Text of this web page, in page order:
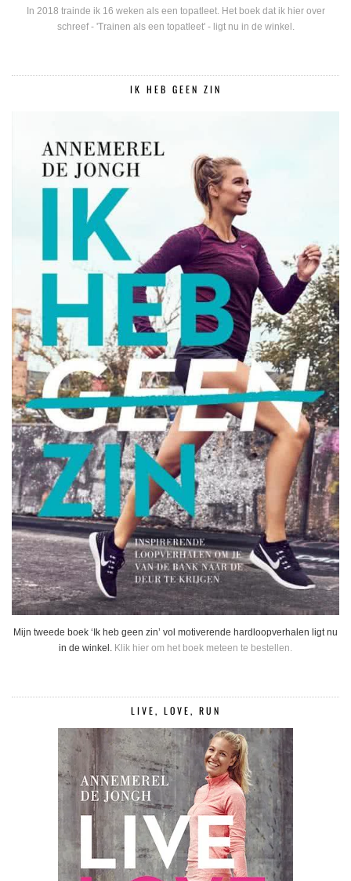
In 2018 trainde ik 16 weken als een topatleet. Het boek dat ik hier over
schreef - 'Trainen als een topatleet' - ligt nu in de winkel.
IK HEB GEEN ZIN
Mijn tweede boek ‘Ik heb geen zin’ vol motiverende hardloopverhalen ligt nu
in de winkel. Klik hier om het boek meteen te bestellen.
LIVE, LOVE, RUN